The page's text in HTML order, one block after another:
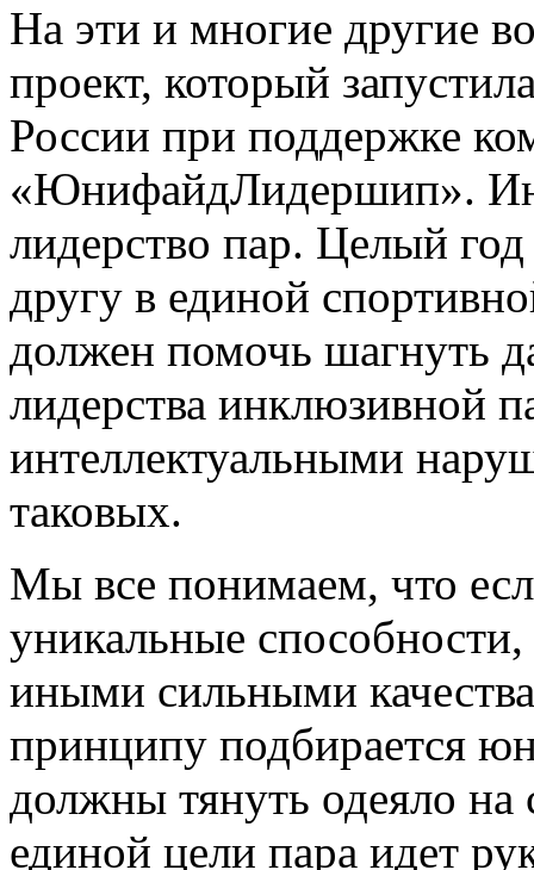
На эти и многие другие
проект, который
России при поддержке
«ЮнифайдЛидершип».
лидерство пар. Целый год
другу в единой
должен помочь шагнуть
лидерства инклюзивной
интеллектуальными
таковых.
Мы все понимаем, что
уникальные
иными сильными
принципу подбирается
должны тянуть одеяло на
единой цели пара идет